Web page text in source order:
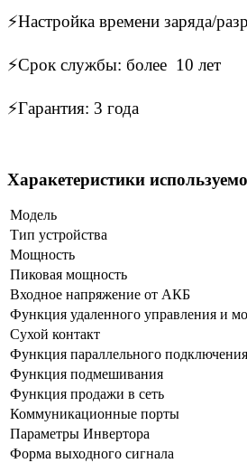
⚡Настройка времени заряда/
⚡Срок службы: более 10 лет
⚡Гарантия: 3 года
Харакетеристики
Модель
Тип устройства
Мощность
Пиковая мощность
Входное напряжение от АКБ
Функция удаленного управления и
Сухой контакт
Функция параллельного подключения
Функция подмешивания
Функция продажи в сеть
Коммуникационные порты
Параметры Инвертора
Форма выходного сигнала